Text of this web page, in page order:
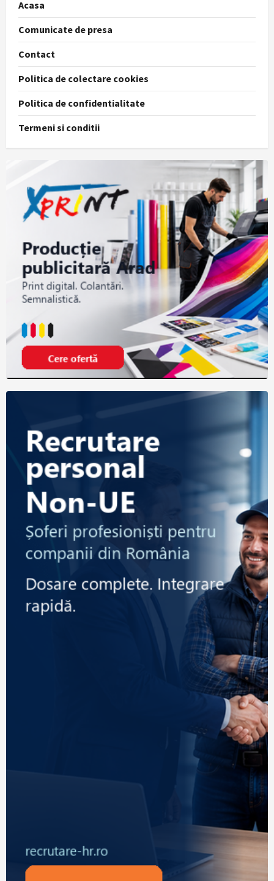
Acasa
Comunicate de presa
Contact
Politica de colectare cookies
Politica de confidentialitate
Termeni si conditii